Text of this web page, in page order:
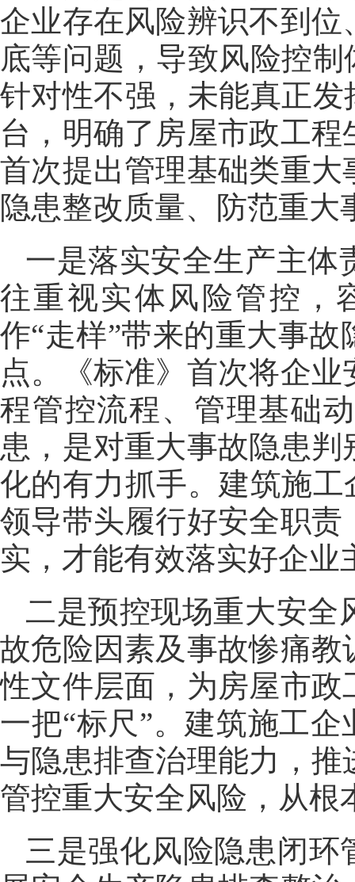
企业存在风险辨识不到
底等问题，导致风险控
针对性不强，未能真正
台，明确了房屋市政工
首次提出管理基础类重
隐患整改质量、防范重
一是落实安全生产主体
往重视实体风险管控，
作“走样”带来的重大事
点。《标准》首次将企
程管控流程、管理基础
患，是对重大事故隐患
化的有力抓手。建筑施
领导带头履行好安全职
实，才能有效落实好企
二是预控现场重大安全
故危险因素及事故惨痛
性文件层面，为房屋市
一把“标尺”。建筑施工
与隐患排查治理能力，
管控重大安全风险，从根
三是强化风险隐患闭环